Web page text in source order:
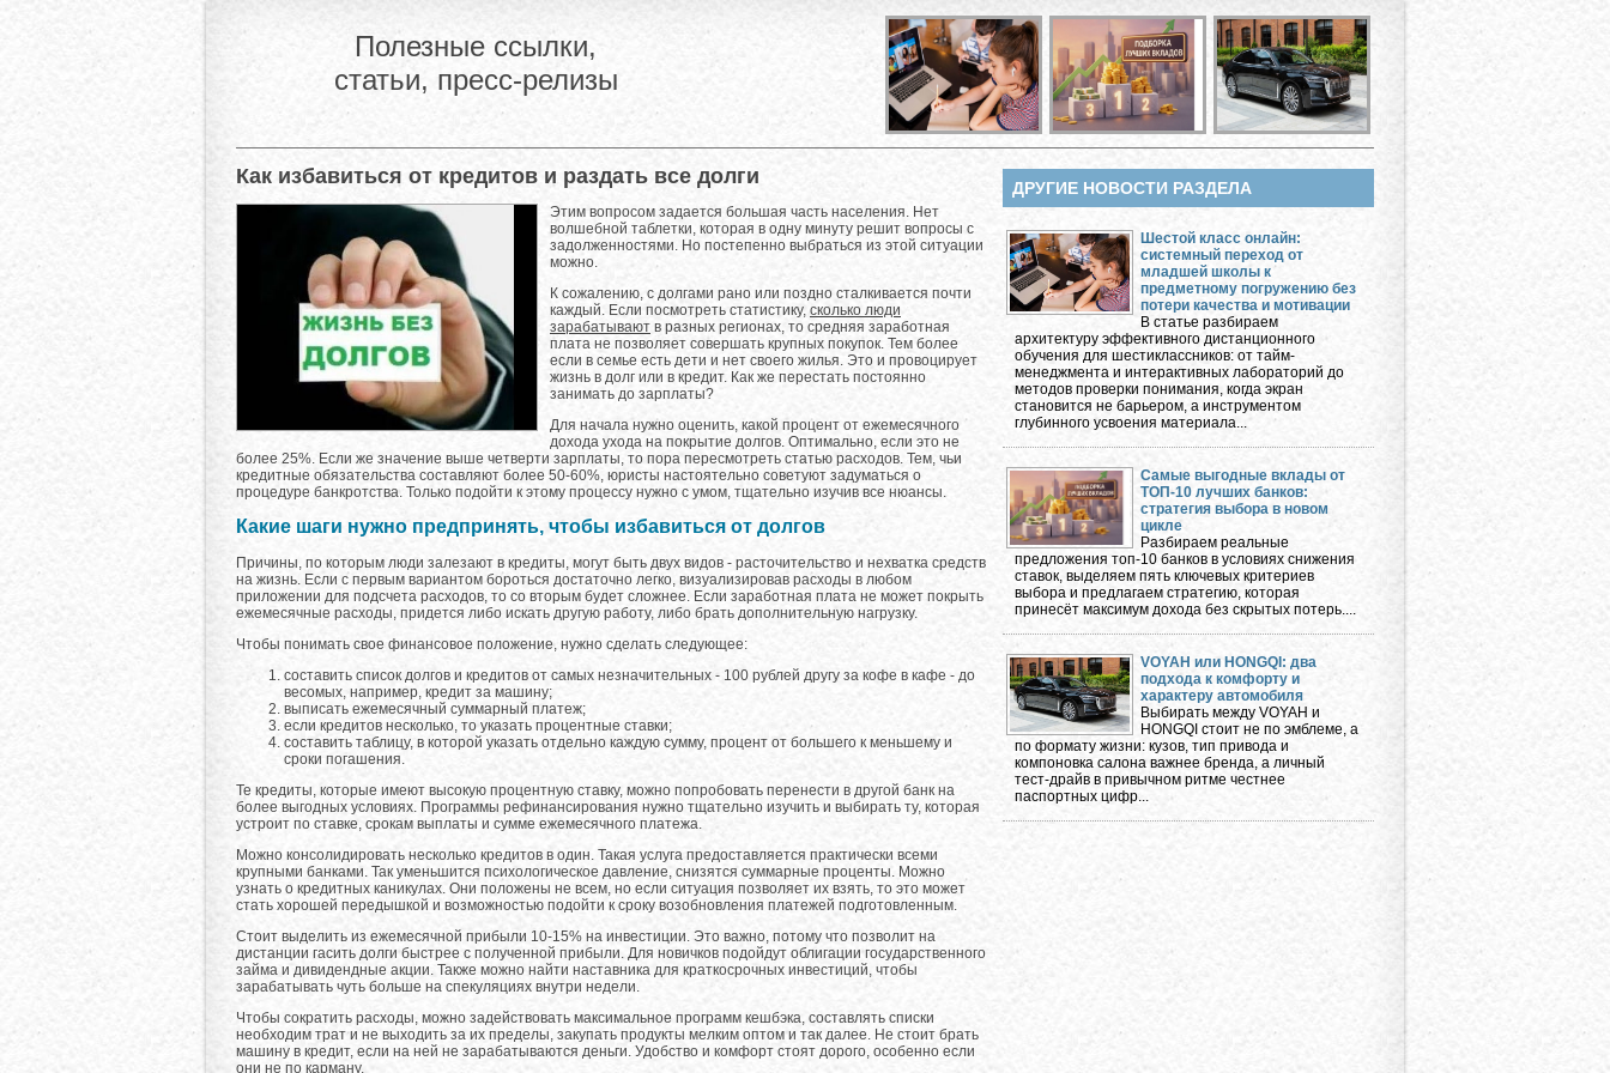
Полезные ссылки,
статьи, пресс-релизы
Как избавиться от кредитов и раздать все долги
Этим вопросом задается большая часть населения. Нет
волшебной таблетки, которая в одну минуту решит вопросы с
задолженностями. Но постепенно выбраться из этой ситуации
можно.
К сожалению, с долгами рано или поздно сталкивается почти
каждый. Если посмотреть статистику, сколько люди
зарабатывают в разных регионах, то средняя заработная
плата не позволяет совершать крупных покупок. Тем более
если в семье есть дети и нет своего жилья. Это и провоцирует
жизнь в долг или в кредит. Как же перестать постоянно
занимать до зарплаты?
Для начала нужно оценить, какой процент от ежемесячного
дохода ухода на покрытие долгов. Оптимально, если это не
более 25%. Если же значение выше четверти зарплаты, то пора пересмотреть статью расходов. Тем, чьи
кредитные обязательства составляют более 50-60%, юристы настоятельно советуют задуматься о
процедуре банкротства. Только подойти к этому процессу нужно с умом, тщательно изучив все нюансы.
Какие шаги нужно предпринять, чтобы избавиться от долгов
Причины, по которым люди залезают в кредиты, могут быть двух видов - расточительство и нехватка средств
на жизнь. Если с первым вариантом бороться достаточно легко, визуализировав расходы в любом
приложении для подсчета расходов, то со вторым будет сложнее. Если заработная плата не может покрыть
ежемесячные расходы, придется либо искать другую работу, либо брать дополнительную нагрузку.
Чтобы понимать свое финансовое положение, нужно сделать следующее:
составить список долгов и кредитов от самых незначительных - 100 рублей другу за кофе в кафе - до
весомых, например, кредит за машину;
выписать ежемесячный суммарный платеж;
если кредитов несколько, то указать процентные ставки;
составить таблицу, в которой указать отдельно каждую сумму, процент от большего к меньшему и
сроки погашения.
Те кредиты, которые имеют высокую процентную ставку, можно попробовать перенести в другой банк на
более выгодных условиях. Программы рефинансирования нужно тщательно изучить и выбирать ту, которая
устроит по ставке, срокам выплаты и сумме ежемесячного платежа.
Можно консолидировать несколько кредитов в один. Такая услуга предоставляется практически всеми
крупными банками. Так уменьшится психологическое давление, снизятся суммарные проценты. Можно
узнать о кредитных каникулах. Они положены не всем, но если ситуация позволяет их взять, то это может
стать хорошей передышкой и возможностью подойти к сроку возобновления платежей подготовленным.
Стоит выделить из ежемесячной прибыли 10-15% на инвестиции. Это важно, потому что позволит на
дистанции гасить долги быстрее с полученной прибыли. Для новичков подойдут облигации государственного
займа и дивидендные акции. Также можно найти наставника для краткосрочных инвестиций, чтобы
зарабатывать чуть больше на спекуляциях внутри недели.
Чтобы сократить расходы, можно задействовать максимальное программ кешбэка, составлять списки
необходим трат и не выходить за их пределы, закупать продукты мелким оптом и так далее. Не стоит брать
машину в кредит, если на ней не зарабатываются деньги. Удобство и комфорт стоят дорого, особенно если
они не по карману.
ДРУГИЕ НОВОСТИ РАЗДЕЛА
Шестой класс онлайн:
системный переход от
младшей школы к
предметному погружению без
потери качества и мотивации
В статье разбираем
архитектуру эффективного дистанционного
обучения для шестиклассников: от тайм-
менеджмента и интерактивных лабораторий до
методов проверки понимания, когда экран
становится не барьером, а инструментом
глубинного усвоения материала...
Самые выгодные вклады от
ТОП-10 лучших банков:
стратегия выбора в новом
цикле
Разбираем реальные
предложения топ-10 банков в условиях снижения
ставок, выделяем пять ключевых критериев
выбора и предлагаем стратегию, которая
принесёт максимум дохода без скрытых потерь....
VOYAH или HONGQI: два
подхода к комфорту и
характеру автомобиля
Выбирать между VOYAH и
HONGQI стоит не по эмблеме, а
по формату жизни: кузов, тип привода и
компоновка салона важнее бренда, а личный
тест-драйв в привычном ритме честнее
паспортных цифр...